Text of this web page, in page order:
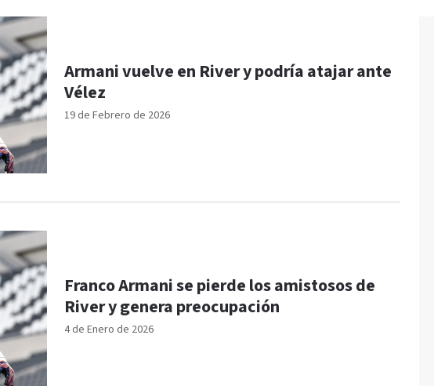
19 de Febrero de 2026
Armani vuelve en River y podría atajar ante
Vélez
4 de Enero de 2026
Franco Armani se pierde los amistosos de
River y genera preocupación